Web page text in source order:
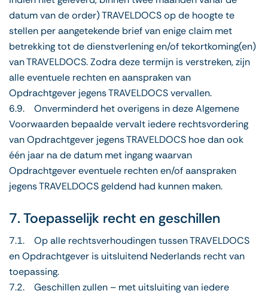
datum van de order) TRAVELDOCS op de hoogte te
stellen per aangetekende brief van enige claim met
betrekking tot de dienstverlening en/of tekortkoming(en)
van TRAVELDOCS. Zodra deze termijn is verstreken, zijn
alle eventuele rechten en aanspraken van
Opdrachtgever jegens TRAVELDOCS vervallen.
6.9. Onverminderd het overigens in deze Algemene
Voorwaarden bepaalde vervalt iedere rechtsvordering
van Opdrachtgever jegens TRAVELDOCS hoe dan ook
één jaar na de datum met ingang waarvan
Opdrachtgever eventuele rechten en/of aanspraken
jegens TRAVELDOCS geldend had kunnen maken.
7. Toepasselijk recht en geschillen
7.1. Op alle rechtsverhoudingen tussen TRAVELDOCS
en Opdrachtgever is uitsluitend Nederlands recht van
toepassing.
7.2. Geschillen zullen – met uitsluiting van iedere